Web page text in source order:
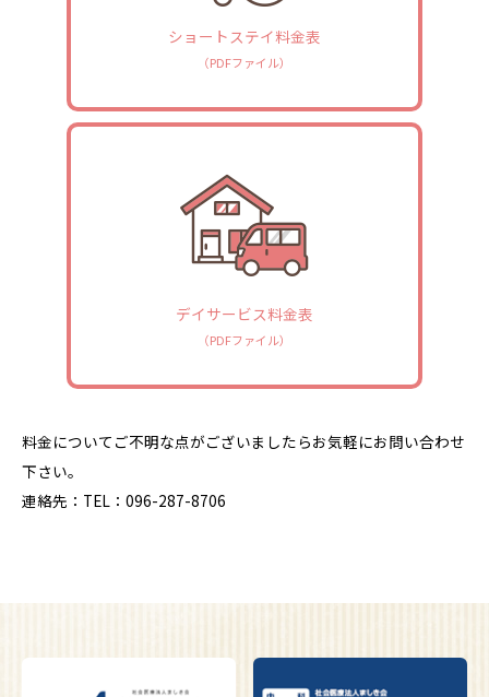
ショートステイ料金表
（PDFファイル）
デイサービス料金表
（PDFファイル）
料金についてご不明な点がございましたらお気軽にお問い合わせ
下さい。
連絡先：TEL：096-287-8706